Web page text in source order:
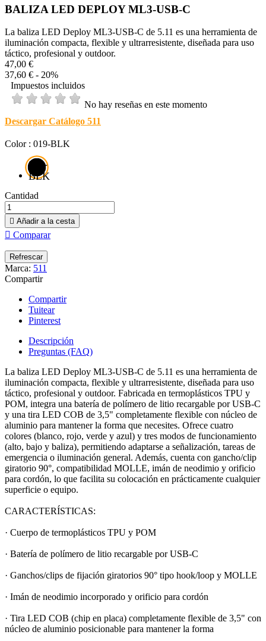
BALIZA LED DEPLOY ML3-USB-C
La baliza LED Deploy ML3-USB-C de 5.11 es una herramienta de
iluminación compacta, flexible y ultrarresistente, diseñada para uso
táctico, profesional y outdoor.
47,00 €
37,60 € - 20%
Impuestos incluidos
No hay reseñas en este momento
Descargar Catálogo 511
Color : 019-BLK
019-
BLK
Cantidad
 Añadir a la cesta
 Comparar
Marca: 511
Compartir
Compartir
Tuitear
Pinterest
Descripción
Preguntas (FAQ)
La baliza LED Deploy ML3-USB-C de 5.11 es una herramienta de
iluminación compacta, flexible y ultrarresistente, diseñada para uso
táctico, profesional y outdoor. Fabricada en termoplásticos TPU y
POM, integra una batería de polímero de litio recargable por USB-C
y una tira LED COB de 3,5" completamente flexible con núcleo de
aluminio para mantener la forma que necesites. Ofrece cuatro
colores (blanco, rojo, verde y azul) y tres modos de funcionamiento
(alto, bajo y baliza), permitiendo adaptarse a señalización, tareas de
emergencia o iluminación general. Además, cuenta con gancho/clip
giratorio 90°, compatibilidad MOLLE, imán de neodimio y orificio
para cordón, lo que facilita su colocación en prácticamente cualquier
superficie o equipo.
CARACTERÍSTICAS:
· Cuerpo de termoplásticos TPU y POM
· Batería de polímero de litio recargable por USB-C
· Ganchos/clips de fijación giratorios 90° tipo hook/loop y MOLLE
· Imán de neodimio incorporado y orificio para cordón
· Tira LED COB (chip en placa) completamente flexible de 3,5" con
núcleo de aluminio posicionable para mantener la forma